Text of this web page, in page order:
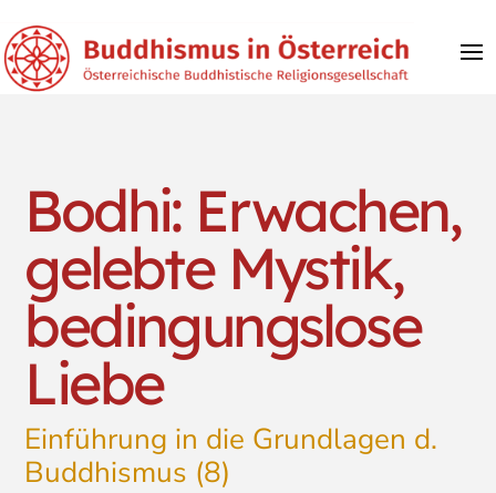
Bodhi: Erwachen,
gelebte Mystik,
bedingungslose
Liebe
Einführung in die Grundlagen d.
Buddhismus (8)